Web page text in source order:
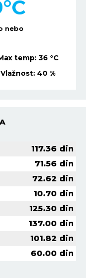
nebo
°C
temp: 36 °C
Vlažnost:40 %
117.36 din
71.56 din
72.62 din
10.70 din
125.30 din
137.00 din
101.82 din
60.00 din